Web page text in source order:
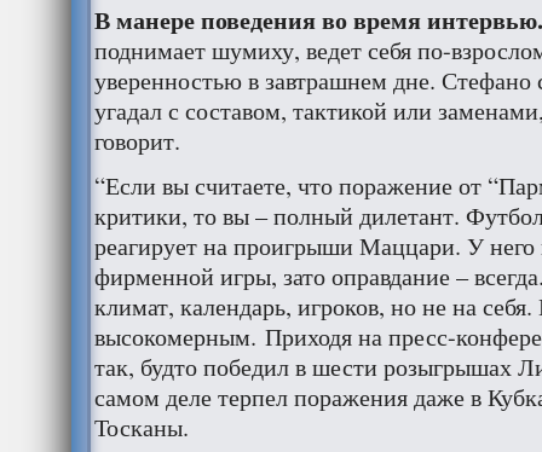
В манере поведения во время интервью.
поднимает шумиху, ведет себя по-
уверенностью в завтрашнем дне. Стефано
угадал с составом, тактикой или
говорит.
“Если вы считаете, что поражение от
критики, то вы – полный дилетант.
реагирует на проигрыши Маццари. У него
фирменной игры, зато оправдание –
климат, календарь, игроков, но не на себя.
высокомерным. Приходя на пресс-
так, будто победил в шести розыгрышах
самом деле терпел поражения даже в
Тосканы.